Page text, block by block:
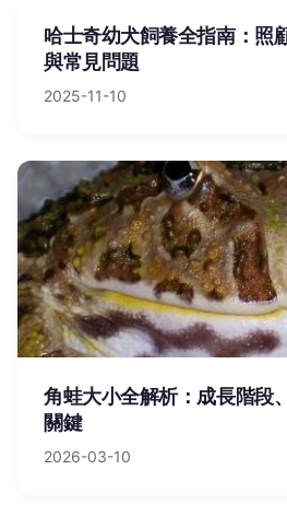
哈士奇幼犬飼養全指南：照
與常見問題
2025-11-10
角蛙大小全解析：成長階段
關鍵
2026-03-10